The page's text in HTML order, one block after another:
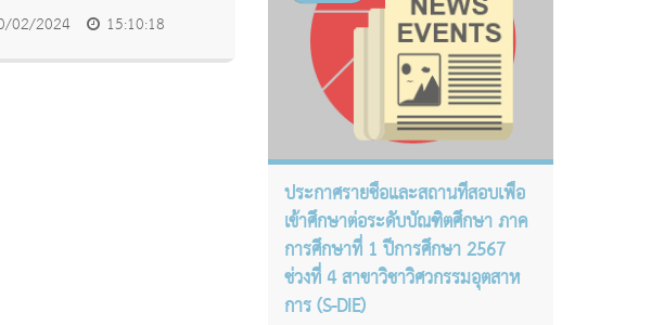
02/2024 15:10:18
ประกาศรายชื่อและสถานที่สอบเพื่อ
เข้าศึกษาต่อระดับบัณฑิตศึกษา ภาค
การศึกษาที่ 1 ปีการศึกษา 2567
ช่วงที่ 4 สาขาวิชาวิศวกรรมอุตสาห
การ (S-DIE)